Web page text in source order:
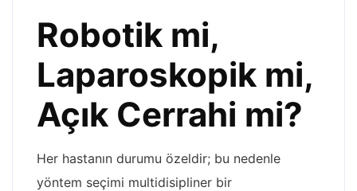
Robotik mi,
Laparoskopik mi,
Açık Cerrahi mi?
Her hastanın durumu özeldir; bu nedenle
yöntem seçimi multidisipliner bir